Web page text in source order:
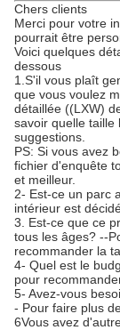
Chers clients
Merci pour votre
pourrait être
Voici quelques
dessous
1.S'il vous plaît
que vous voulez
détaillée ((LXW)
savoir quelle taille
suggestions.
PS: Si vous avez
fichier d'enquête
et meilleur.
2- Est-ce un parc
intérieur est
3. Est-ce que ce
tous les âges? --
recommander la
4- Quel est le
pour
5- Avez-vous
- Pour faire plus
6Vous avez